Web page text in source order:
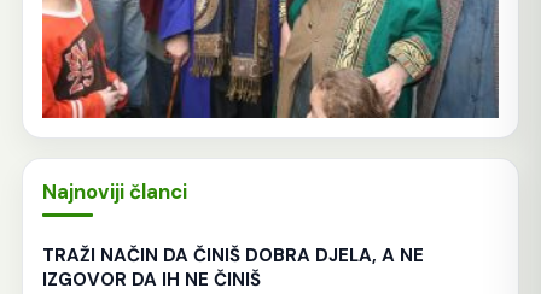
Najnoviji članci
TRAŽI NAČIN DA ČINIŠ DOBRA DJELA, A NE
IZGOVOR DA IH NE ČINIŠ